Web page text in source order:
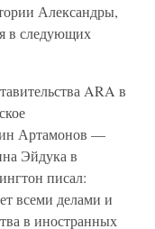
Александры,
в следующих
ARA в
Артамонов —
Эйдука в
писал:
всеми делами и
в иностранных